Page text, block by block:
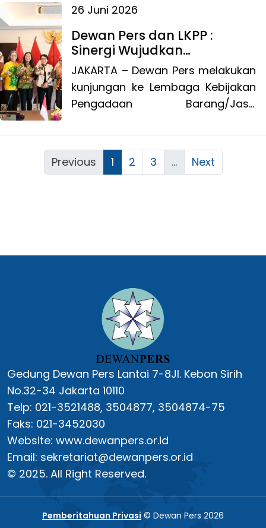
Dewan Pers dengan Wakil Menteri
Dalam Negeri (Wamendagri), Bima
Arya di Jakarta, Rabu (24/6/2026).
26 Juni 2026
Dewan Pers dan LKPP :
Sinergi Wujudkan
Transformasi Digital Belanja
Media
JAKARTA – Dewan Pers melakukan
kunjungan ke Lembaga Kebijakan
Pengadaan Barang/Jasa
Kompleks Rasuna Epicentrum,
Jakarta.
Previous 1 2 3 ... Next
Gedung Dewan Pers Lantai 7-8Jl. Kebon Sirih
No.32-34 Jakarta 10110
Telp: 021-3521488, 3504877, 3504874-75
Faks: 021-3452030
Website: www.dewanpers.or.id
Email: sekretariat@dewanpers.or.id
© 2025. All Right Reserved.
Pemberitahuan Privasi © Dewan Pers 2026